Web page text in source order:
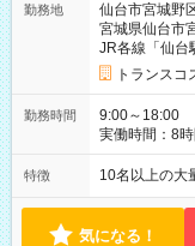
4日勤務の場
勤務地
仙台市宮城野
宮城県仙台市
JR各線「仙台
トランス
勤務時間
9:00～18:00
実働時間：8
業代は1分単
特徴 10名以上の大
気になる！